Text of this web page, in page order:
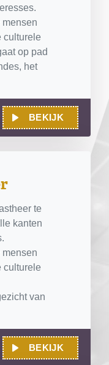
culturele
op pad
het
BEKIJK
te
kanten
culturele
van
BEKIJK